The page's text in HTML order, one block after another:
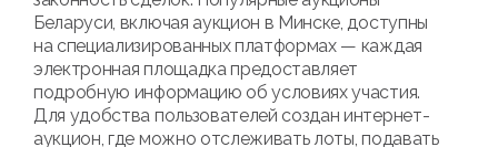
Беларуси, включая аукцион в Минске, доступны
на специализированных платформах — каждая
электронная площадка предоставляет
подробную информацию об условиях участия.
Для удобства пользователей создан интернет-
аукцион, где можно отслеживать лоты, подавать